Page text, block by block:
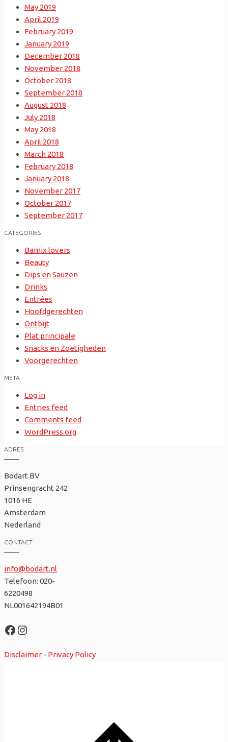
May 2019
April 2019
February 2019
January 2019
December 2018
November 2018
October 2018
September 2018
August 2018
July 2018
May 2018
April 2018
March 2018
February 2018
January 2018
November 2017
October 2017
September 2017
CATEGORIES
Bamix lovers
Beauty
Dips en Sauzen
Drinks
Entrées
Hoofdgerechten
Ontbijt
Plat principale
Snacks en Zoetigheden
Voorgerechten
META
Log in
Entries feed
Comments feed
WordPress.org
ADRES
Bodart BV
Prinsengracht 242
1016 HE
Amsterdam
Nederland
CONTACT
info@bodart.nl
Telefoon: 020-
6220498
NL001642194B01
Facebook
Instagram
Disclaimer - Privacy Policy